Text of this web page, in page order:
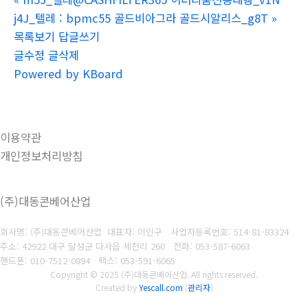
j4J_텔레 : bpmc55 골드비아그라 골드시알리스_g8T »
목록보기 답글쓰기
글수정 글삭제
Powered by KBoard
이용약관
개인정보처리방침
(주)대동콘베어산업
회사명: (주)대동콘베어산업 대표자: 이인구 사업자등록번호: 514-81-83324
주소: 42922 대구 달성군 다사읍 세천리 260 전화: 053-587-6063
핸드폰: 010-7512-0894
팩스: 053-591-6065
Copyright © 2025 (주)대동콘베어산업. All rights reserved.
Created byYescall.com [관리자]